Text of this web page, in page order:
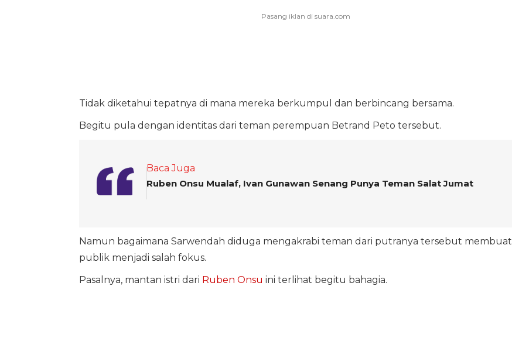
Tidak diketahui tepatnya di mana mereka berkumpul dan berbincang bersama.
Begitu pula dengan identitas dari teman perempuan Betrand Peto tersebut.
Baca Juga
Ruben Onsu Mualaf, Ivan Gunawan Senang Punya Teman Salat Jumat
Namun bagaimana Sarwendah diduga mengakrabi teman dari putranya tersebut membuat
publik menjadi salah fokus.
Pasalnya, mantan istri dari Ruben Onsu ini terlihat begitu bahagia.